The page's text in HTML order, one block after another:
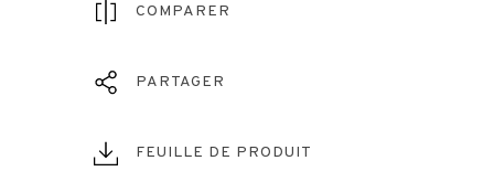
COMPARER
PARTAGER
FEUILLE DE PRODUIT